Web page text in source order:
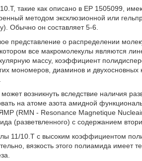
такие как описано в ЕР 1505099,
методом эксклюзионной или
Обычно он составляет 5-6.
представление о распределении
все макромолекулы являются
массу, коэффициент
мономеров, диаминов и
возникнуть вследствие наличия
на атоме азота амидной
(RMN - Resonance Magnetique
(разветвленного) с содержанием
11/10.Т с высоким коэффициентом
вязкость этого полиамида имеет